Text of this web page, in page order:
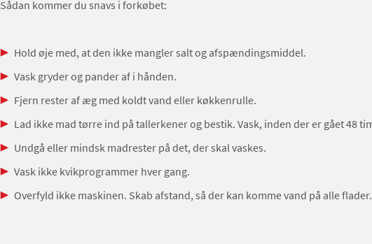
Sådan kommer du snavs i forkøbet:
Hold øje med, at den ikke mangler salt og afspændingsmiddel.
Vask gryder og pander af i hånden.
Fjern rester af æg med koldt vand eller køkkenrulle.
Lad ikke mad tørre ind på tallerkener og bestik. Vask, inden der er gået 48
Undgå eller mindsk madrester på det, der skal vaskes.
Vask ikke kvikprogrammer hver gang.
Overfyld ikke maskinen. Skab afstand, så der kan komme vand på alle flader.